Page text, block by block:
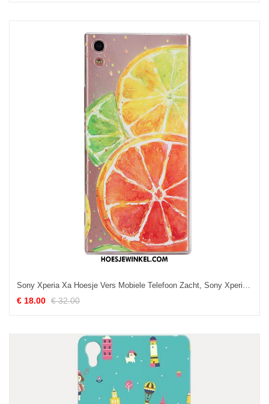
Sony Xperia Xa Hoesje Vers Mobiele Telefoon Zacht, Sony Xperia Xa Hoesje Fruit Mini
€ 18.00 € 32.00